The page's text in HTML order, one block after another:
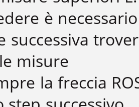
è
successiva
misure
la freccia